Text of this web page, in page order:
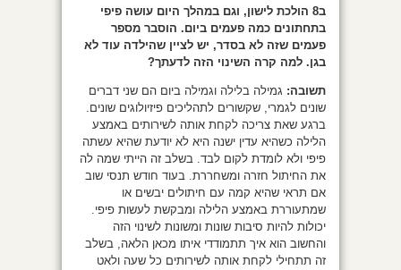
ב8 הולכת לישון, וגם במהלך היום עושה פיפי
בתחתונים כמה פעמים ביום. הוסבר מספר
פעמים שזה לא בסדר, יש לציין שהילדה עוד לא
בגן. למה קרה השינוי הזה לדעתך?
תשובה: גמילה בלילה וגמילה ביום הם שני דברים
שונים לגמרי, שקשורים לתהליכים פיזיולוגים שונים.
ברגע שאת צריכה לקחת אותה לשירותים באמצע
הלילה כשהיא עדין ישנה היא לא יודעת שהיא עשתה
פיפי ולא לומדת לקום לבד. בשלב זה הייתי שמה לה
את החיתול חזרה ומשחררת. בעוד חודש תנסי שוב
אם תראי שהיא קמה עם חיתולים יבשים או
שמתעוררת באמצע הלילה ומבקשת לעשות פיפי.
יכולות להיות סיבות שונות ומשונות לשינוי הזה
והחשוב הוא איך תתמודדי איתו מכאן הלאה, בשלב
זה תתחילי לקחת אותה לשירותים כל שעה ולאט